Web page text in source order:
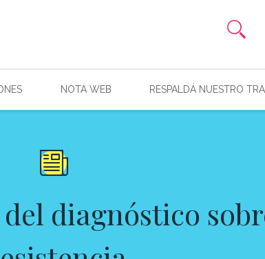
NOTA WEB RESPALDÁ NUESTRO
diagnóstico